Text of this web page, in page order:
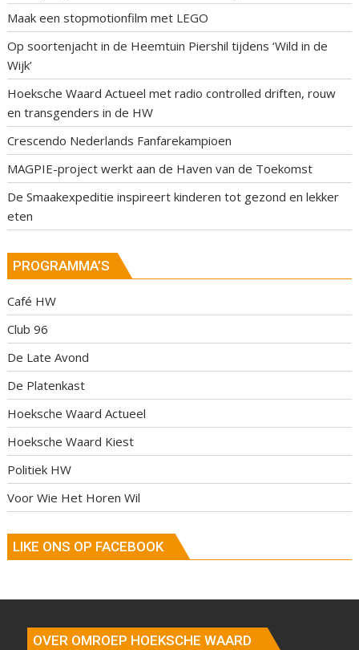
Maak een stopmotionfilm met LEGO
Op soortenjacht in de Heemtuin Piershil tijdens ‘Wild in de
Wijk’
Hoeksche Waard Actueel met radio controlled driften, rouw
en transgenders in de HW
Crescendo Nederlands Fanfarekampioen
MAGPIE-project werkt aan de Haven van de Toekomst
De Smaakexpeditie inspireert kinderen tot gezond en lekker
eten
PROGRAMMA’S
Café HW
Club 96
De Late Avond
De Platenkast
Hoeksche Waard Actueel
Hoeksche Waard Kiest
Politiek HW
Voor Wie Het Horen Wil
LIKE ONS OP FACEBOOK
OVER OMROEP HOEKSCHE WAARD